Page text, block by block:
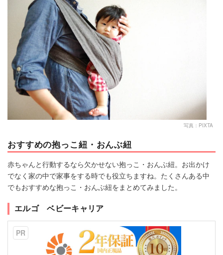
トレンド・イベント
写真：PIXTA
おすすめの抱っこ紐・おんぶ紐
赤ちゃんと行動するなら欠かせない抱っこ・おんぶ紐。お出かけ
でなく家の中で家事をする時でも役立ちますね。たくさんある中
でもおすすめな抱っこ・おんぶ紐をまとめてみました。
エルゴ ベビーキャリア
PR